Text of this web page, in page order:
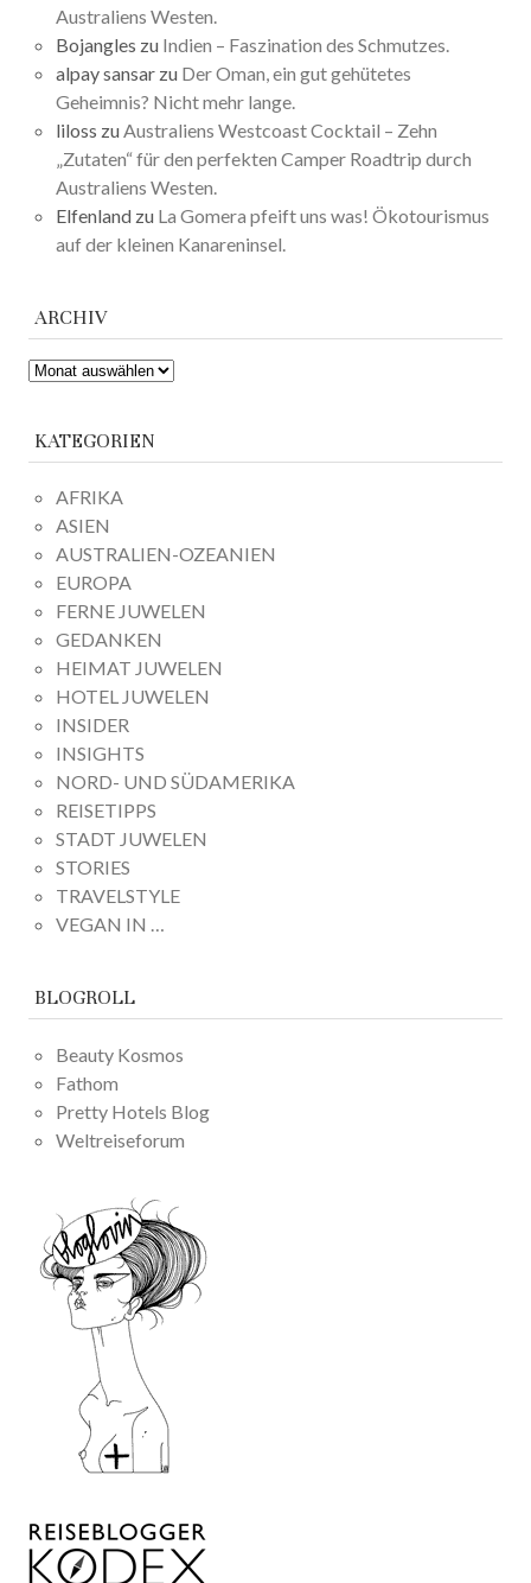
Australiens Westen.
Bojangles zu Indien – Faszination des Schmutzes.
alpay sansar zu Der Oman, ein gut gehütetes
Geheimnis? Nicht mehr lange.
liloss zuAustraliens Westcoast Cocktail – Zehn
„Zutaten“ für den perfekten Camper Roadtrip durch
Australiens Westen.
Elfenland zu La Gomera pfeift uns was! Ökotourismus
auf der kleinen Kanareninsel.
ARCHIV
ARCHIV
KATEGORIEN
AFRIKA
ASIEN
AUSTRALIEN-OZEANIEN
EUROPA
FERNE JUWELEN
GEDANKEN
HEIMAT JUWELEN
HOTEL JUWELEN
INSIDER
INSIGHTS
NORD- UND SÜDAMERIKA
REISETIPPS
STADT JUWELEN
STORIES
TRAVELSTYLE
VEGAN IN …
BLOGROLL
Beauty Kosmos
Fathom
Pretty Hotels Blog
Weltreiseforum